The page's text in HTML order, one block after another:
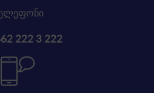
222 3 222